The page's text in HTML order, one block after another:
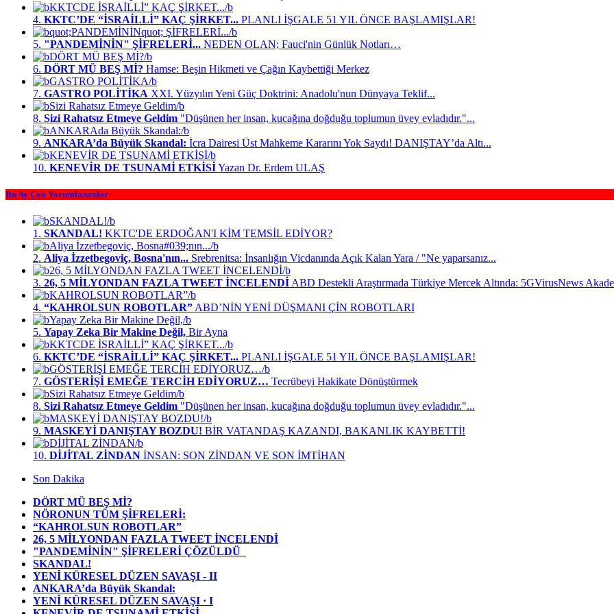
4. KKTC’DE “İSRAİLLİ” KAÇ ŞİRKET... PLANLI İŞGALE 51 YIL ÖNCE BAŞLAMIŞLAR!
5. "PANDEMİNİN" ŞİFRELERİ... NEDEN OLAN; Fauci'nin Günlük Notları…
6. DÖRT MÜ BEŞ Mİ? Hamse: Beşin Hikmeti ve Çağın Kaybettiği Merkez
7. GASTRO POLİTİKA XXI. Yüzyılın Yeni Güç Doktrini: Anadolu'nun Dünyaya Teklif...
8. Sizi Rahatsız Etmeye Geldim "Düşünen her insan, kucağına doğduğu toplumun üvey evladıdır."...
9. ANKARA’da Büyük Skandal: İcra Dairesi Üst Mahkeme Kararını Yok Saydı! DANIŞTAY’da Altı...
10. KENEVİR DE TSUNAMİ ETKİSİYazan Dr. Erdem ULAŞ
Bu Ay Çok Yorumlananlar
1. SKANDAL! KKTC'DE ERDOĞAN'I KİM TEMSİL EDİYOR?
2. Aliya İzzetbegoviç, Bosna'nın... Srebrenitsa: İnsanlığın Vicdanında Açık Kalan Yara / "Ne yaparsanız...
3. 26, 5 MİLYONDAN FAZLA TWEET İNCELENDİABD Destekli Araştırmada Türkiye Mercek Altında: 5GVirusNews
4. “KAHROLSUN ROBOTLAR”ABD’NİN YENİ DÜŞMANI ÇİN ROBOTLARI
5. Yapay Zeka Bir Makine Değil, Bir Ayna
6. KKTC’DE “İSRAİLLİ” KAÇ ŞİRKET... PLANLI İŞGALE 51 YIL ÖNCE BAŞLAMIŞLAR!
7. GÖSTERİŞİ EMEĞE TERCİH EDİYORUZ… Tecrübeyi Hakikate Dönüştürmek
8. Sizi Rahatsız Etmeye Geldim "Düşünen her insan, kucağına doğduğu toplumun üvey evladıdır."...
9. MASKEYİ DANIŞTAY BOZDU! BİR VATANDAŞ KAZANDI, BAKANLIK KAYBETTİ!
10. DİJİTAL ZİNDAN İNSAN: SON ZİNDAN VE SON İMTİHAN
Son Dakika
DÖRT MÜ BEŞ Mİ?
NÖRONUN TÜM ŞİFRELERİ:
“KAHROLSUN ROBOTLAR”
26, 5 MİLYONDAN FAZLA TWEET İNCELENDİ
"PANDEMİNİN" ŞİFRELERİ ÇÖZÜLDÜ
SKANDAL!
YENİ KÜRESEL DÜZEN SAVAŞI - II
ANKARA’da Büyük Skandal:
YENİ KÜRESEL DÜZEN SAVAŞI · I